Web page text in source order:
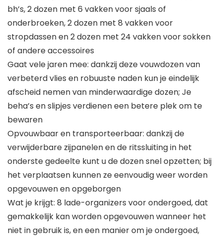
bh’s, 2 dozen met 6 vakken voor sjaals of
onderbroeken, 2 dozen met 8 vakken voor
stropdassen en 2 dozen met 24 vakken voor sokken
of andere accessoires
Gaat vele jaren mee: dankzij deze vouwdozen van
verbeterd vlies en robuuste naden kun je eindelijk
afscheid nemen van minderwaardige dozen; Je
beha’s en slipjes verdienen een betere plek om te
bewaren
Opvouwbaar en transporteerbaar: dankzij de
verwijderbare zijpanelen en de ritssluiting in het
onderste gedeelte kunt u de dozen snel opzetten; bij
het verplaatsen kunnen ze eenvoudig weer worden
opgevouwen en opgeborgen
Wat je krijgt: 8 lade-organizers voor ondergoed, dat
gemakkelijk kan worden opgevouwen wanneer het
niet in gebruik is, en een manier om je ondergoed,